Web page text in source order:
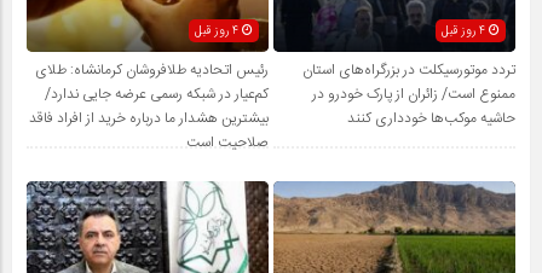
4 روز قبل
تردد موتورسیکلت در بزرگراه‌های استان
ممنوع است/ زائران از پارک خودرو در
حاشیه موکب‌ها خودداری کنند
رئیس اتحادیه طلافروشان کرمانشاه: طلای
کم‌عیار در شبکه رسمی عرضه جایی ندارد/
بیشترین هشدار ما درباره خرید از افراد فاقد
صلاحیت است